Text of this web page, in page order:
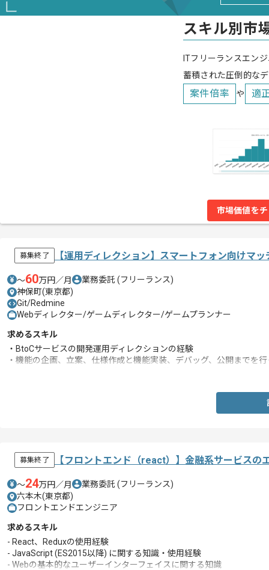
スキル別市
ITフリーランスエン
蓄積された圧倒的な
案件倍率 や 適
市場価値を
募集終了 【運用ディレクション】スマートフォン向けマ
〜60万円／月 業務委託 (フリーランス)
神保町(東京都)
Git/Redmine
Webディレクター/ゲームディレクター/ゲームプランナー
求めるスキル
・BtoCサービスの開発運用ディレクションの経験
・機能の企画、立案、仕様作成と機能実装、デバッグ、公開までを
募集終了 【フロントエンド（react）】金融系サービスの
〜24万円／月 業務委託 (フリーランス)
六本木(東京都)
フロントエンドエンジニア
求めるスキル
- React、Reduxの使用経験
- JavaScript (ES2015以降) に関する知識・使用経験
- Webの基本的なユーザーインターフェイスに関する知識